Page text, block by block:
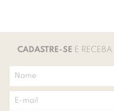
CADASTRE-SE E